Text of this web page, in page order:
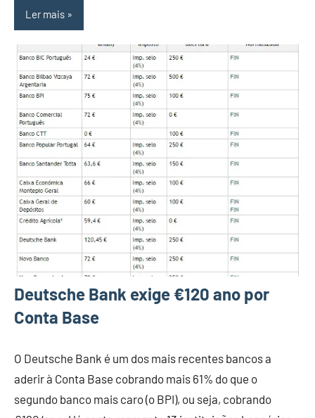
Ler mais
Deutsche Bank exige €120 ano por
Conta Base
O Deutsche Bank é um dos mais recentes bancos a
aderir à Conta Base cobrando mais 61% do que o
segundo banco mais caro (o BPI), ou seja, cobrando